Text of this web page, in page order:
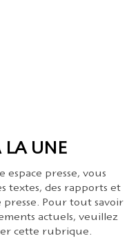
LA UNE
espace presse, vous
textes, des rapports et
presse. Pour tout savoir
actuels, veuillez
cette rubrique.